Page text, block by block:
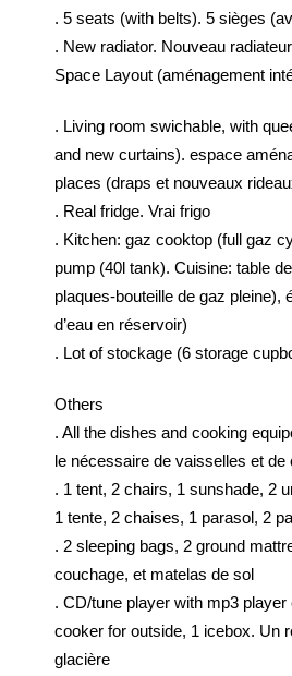
. 5 seats (with belts). 5 sièges
. New radiator. Nouveau radiateur
Space Layout (aménagement
. Living room swichable, with
and new curtains). espace
places (draps et nouveaux
. Real fridge. Vrai frigo
. Kitchen: gaz cooktop (full gaz
pump (40l tank). Cuisine: table
plaques-bouteille de gaz pleine),
d’eau en réservoir)
. Lot of stockage (6 storage
Others
. All the dishes and cooking
le nécessaire de vaisselles et de
. 1 tent, 2 chairs, 1 sunshade, 2
1 tente, 2 chaises, 1 parasol, 2
. 2 sleeping bags, 2 ground
couchage, et matelas de sol
. CD/tune player with mp3
cooker for outside, 1 icebox. Un
glacière